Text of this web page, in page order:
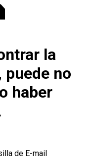
la
no
haber
de E-mail